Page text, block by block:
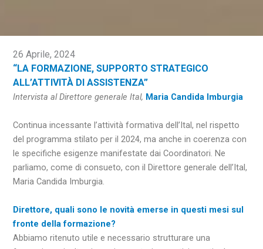
26 Aprile, 2024
“LA FORMAZIONE, SUPPORTO STRATEGICO
ALL’ATTIVITÀ DI ASSISTENZA”
Intervista al Direttore generale Ital, Maria Candida Imburgia
Continua incessante l’attività formativa dell’Ital, nel rispetto
del programma stilato per il 2024, ma anche in coerenza con
le specifiche esigenze manifestate dai Coordinatori. Ne
parliamo, come di consueto, con il Direttore generale dell’Ital,
Maria Candida Imburgia.
Direttore, quali sono le novità emerse in questi mesi sul
fronte della formazione?
Abbiamo ritenuto utile e necessario strutturare una